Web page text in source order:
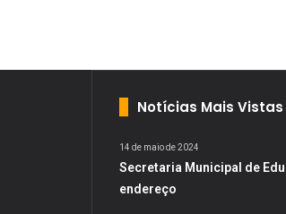
Notícias Mais Vistas
14 de maio de 2024
Secretaria Municipal de
endereço